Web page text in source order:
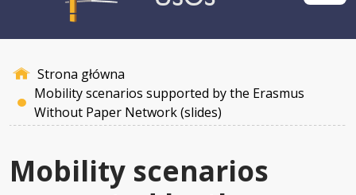
Strona główna
Mobility scenarios supported by the Erasmus
Without Paper Network (slides)
Mobility scenarios